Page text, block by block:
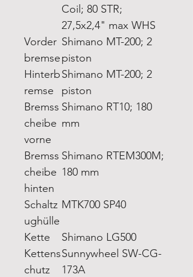
Coil; 80 STR;
27,5x2,4" max WHS
Vorder
bremse
Shimano MT-200; 2
piston
Hinterb
remse
Shimano MT-200; 2
piston
Bremss
cheibe
vorne
Shimano RT10; 180
mm
Bremss
cheibe
hinten
Shimano RTEM300M;
180 mm
Schaltz
ughülle
MTK700 SP40
Kette
Shimano LG500
Kettens
chutz
Sunnywheel SW-CG-
173A